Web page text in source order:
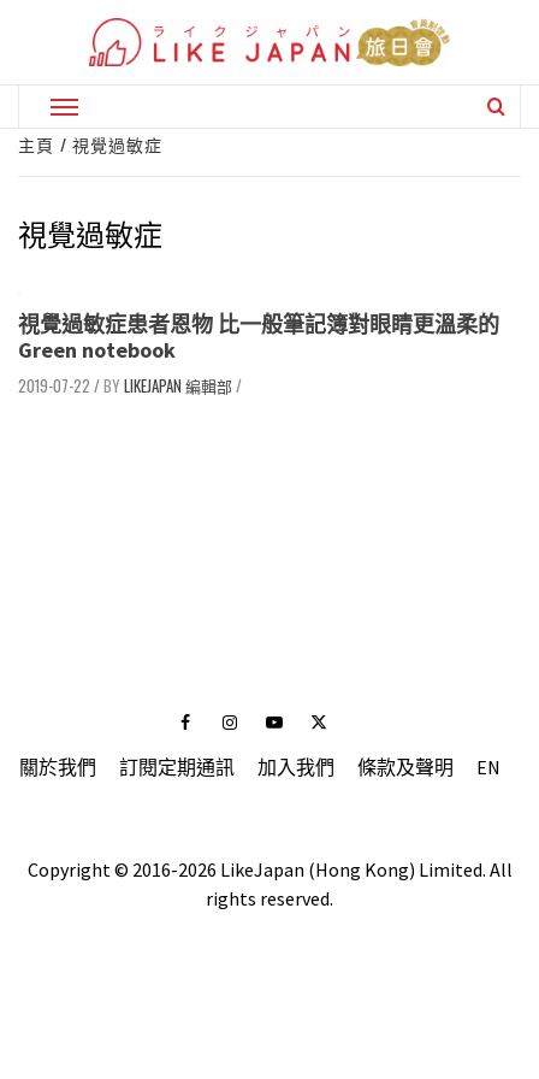
Primary
Menu
主頁 視覺過敏症
視覺過敏症
視覺過敏症患者恩物 比一般筆記簿對眼睛更溫柔的
Green notebook
2019-07-22 / LIKEJAPAN 編輯部/
FacebookInstagramYoutubeTwitter
關於我們 訂閱定期通訊 加入我們 條款及聲明 EN
Copyright © 2016-2026 LikeJapan (Hong Kong) Limited. All
rights reserved.